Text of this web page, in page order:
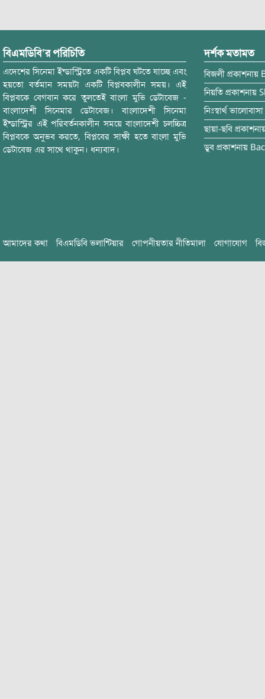
বিএমডিবি’র পরিচিতি
এদেশের সিনেমা ইন্ডাস্ট্রিতে একটি বিপ্লব ঘটতে যাচ্ছে এবং
হয়তো বর্তমান সময়টা একটি বিপ্লবকালীন সময়। এই
বিপ্লবকে বেগবান করে তুলতেই বাংলা মুভি ডেটাবেজ -
বাংলাদেশী সিনেমার ডেটাবেজ। বাংলাদেশী সিনেমা
ইন্ডাস্ট্রির এই পরিবর্তনকালীন সময়ে বাংলাদেশী চলচ্চিত্র
বিপ্লবকে অনুভব করতে, বিপ্লবের সাক্ষী হতে বাংলা মুভি
ডেটাবেজ এর সাথে থাকুন। ধন্যবাদ।
দর্শক মতামত
বিজলী প্রকাশনায়
নিয়তি প্রকাশনায়
নিঃস্বার্থ ভালোবাসা
ছায়া-ছবি
ডুব প্রকাশনায়
আমাদের কথা বিএমডিবি ভলান্টিয়ার গোপনীয়তার নীতিমালা যোগাযোগ